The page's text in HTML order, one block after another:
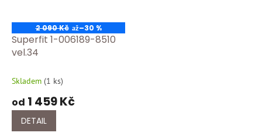
2 090 Kč až–30 %
Superfit 1-006189-8510
vel.34
Skladem (1 ks)
od 1 459 Kč
DETAIL